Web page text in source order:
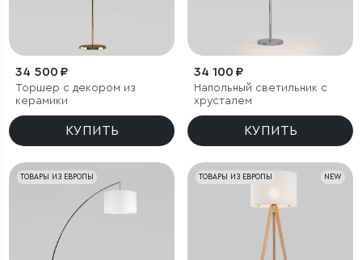
34 500 ₽
Торшер с декором из
керамики
КУПИТЬ
34 100 ₽
Напольный светильник с
хрусталем
КУПИТЬ
ТОВАРЫ ИЗ ЕВРОПЫ NEW
ТОВАРЫ ИЗ ЕВРОПЫ